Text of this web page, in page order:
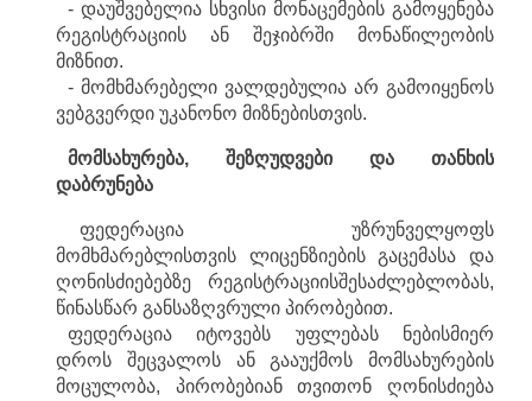
- დაუშვებელია სხვისი მონაცემების გამოყენება
რეგისტრაციის ან შეჯიბრში მონაწილეობის
მიზნით.
- მომხმარებელი ვალდებულია არ გამოიყენოს
ვებგვერდი უკანონო მიზნებისთვის.
მომსახურება, შეზღუდვები და
თანხის
დაბრუნება
ფედერაცია უზრუნველყოფს
მომხმარებლისთვის ლიცენზიების გაცემასა და
ღონისძიებებზე რეგისტრაციისშესაძლებლობას,
წინასწარ განსაზღვრული პირობებით.
ფედერაცია იტოვებს უფლებას ნებისმიერ
დროს შეცვალოს ან გააუქმოს მომსახურების
მოცულობა, პირობებიან თვითონ ღონისძიება